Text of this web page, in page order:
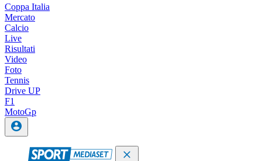
Coppa Italia
Mercato
Calcio
Live
Risultati
Video
Foto
Tennis
Drive UP
F1
MotoGp